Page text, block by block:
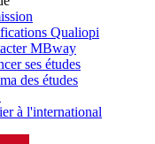
Qualiopi
MBway
ses études
des études
à l'international